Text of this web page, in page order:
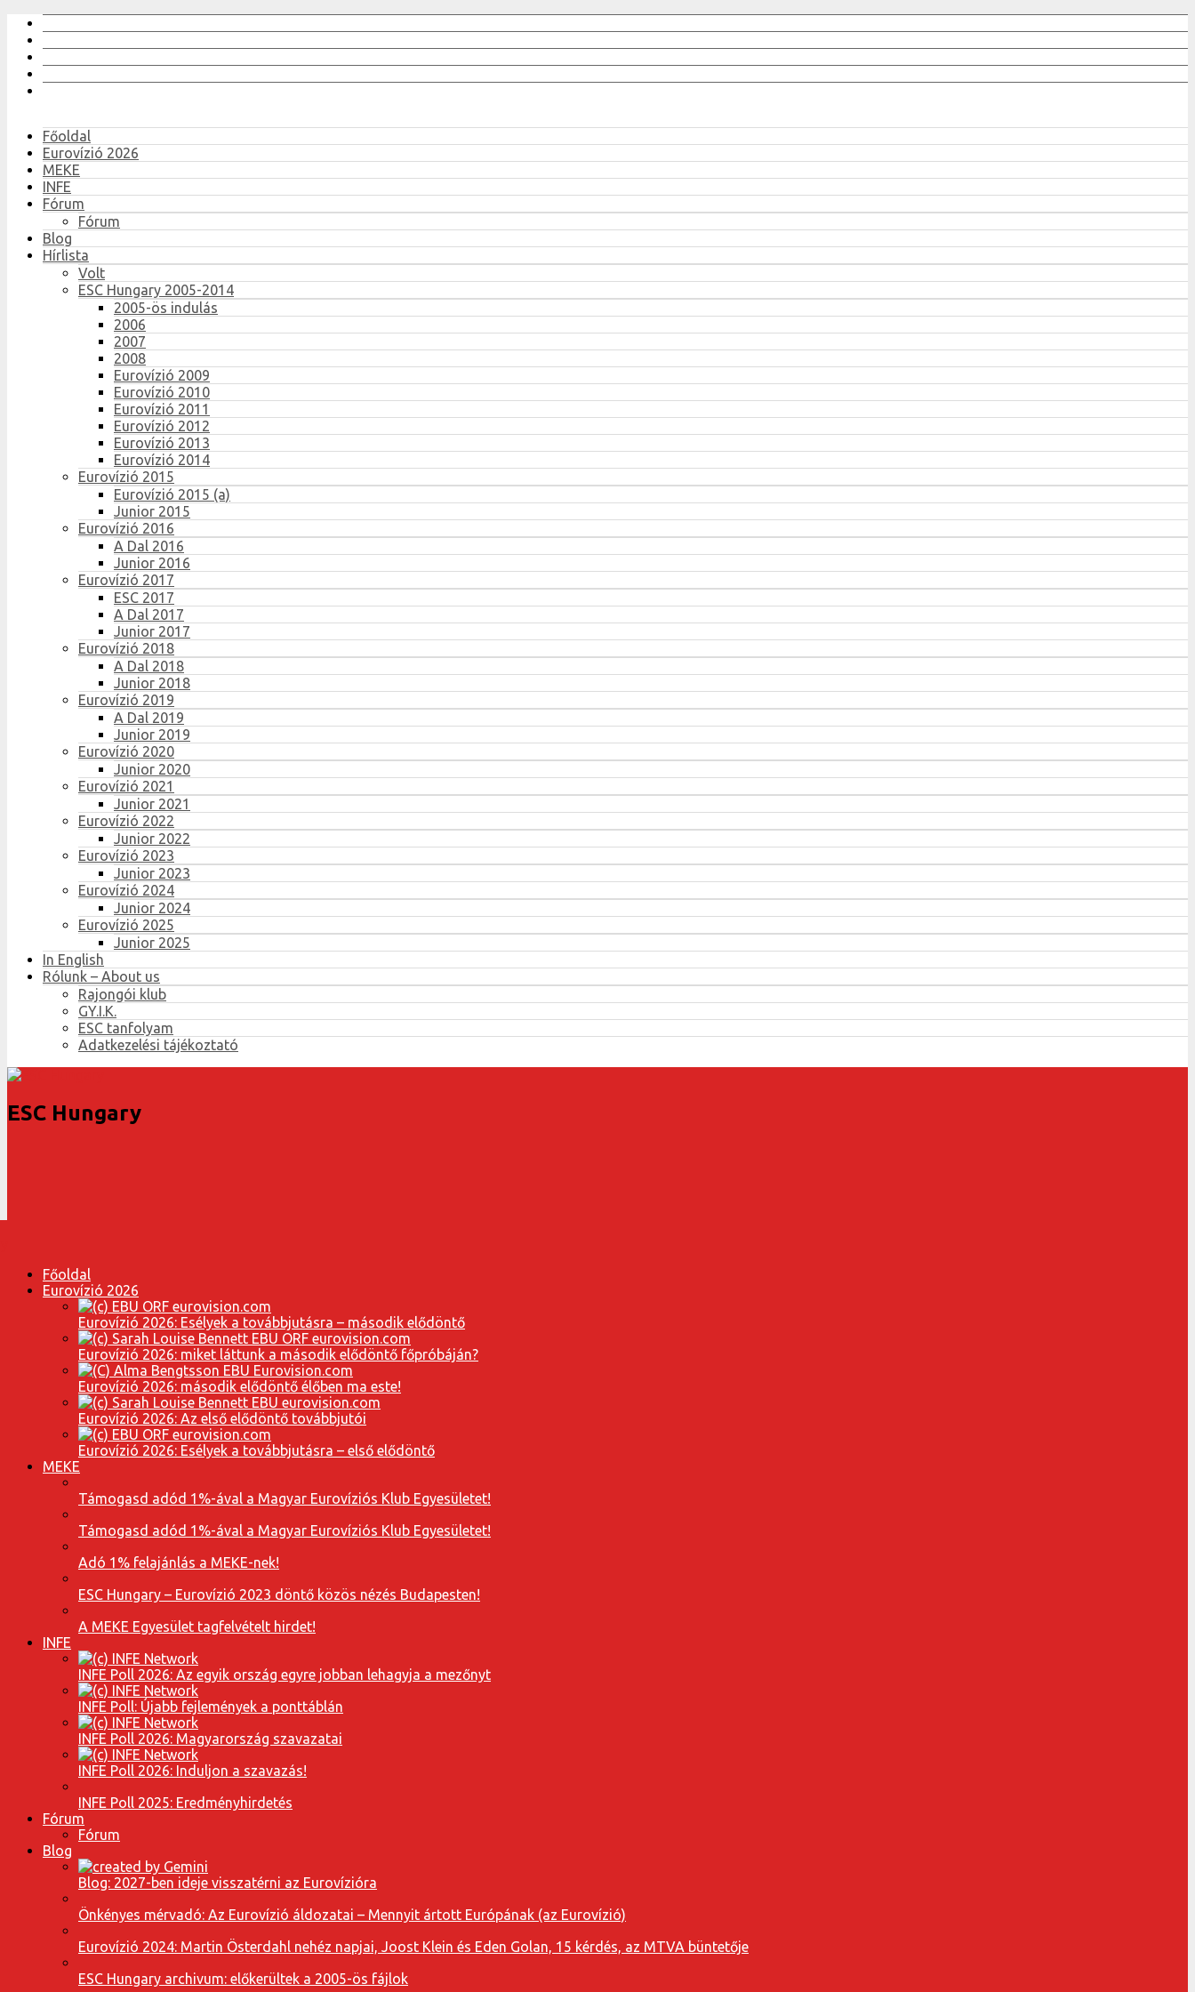
Főoldal
Eurovízió 2026
MEKE
INFE
Fórum
Fórum
Blog
Hírlista
Volt
ESC Hungary 2005-2014
2005-ös indulás
2006
2007
2008
Eurovízió 2009
Eurovízió 2010
Eurovízió 2011
Eurovízió 2012
Eurovízió 2013
Eurovízió 2014
Eurovízió 2015
Eurovízió 2015 (a)
Junior 2015
Eurovízió 2016
A Dal 2016
Junior 2016
Eurovízió 2017
ESC 2017
A Dal 2017
Junior 2017
Eurovízió 2018
A Dal 2018
Junior 2018
Eurovízió 2019
A Dal 2019
Junior 2019
Eurovízió 2020
Junior 2020
Eurovízió 2021
Junior 2021
Eurovízió 2022
Junior 2022
Eurovízió 2023
Junior 2023
Eurovízió 2024
Junior 2024
Eurovízió 2025
Junior 2025
In English
Rólunk – About us
Rajongói klub
GY.I.K.
ESC tanfolyam
Adatkezelési tájékoztató
ESC Hungary
Főoldal
Eurovízió 2026
Eurovízió 2026: Esélyek a továbbjutásra – második elődöntő
Eurovízió 2026: miket láttunk a második elődöntő főpróbáján?
Eurovízió 2026: második elődöntő élőben ma este!
Eurovízió 2026: Az első elődöntő továbbjutói
Eurovízió 2026: Esélyek a továbbjutásra – első elődöntő
MEKE
Támogasd adód 1%-ával a Magyar Eurovíziós Klub Egyesületet!
Támogasd adód 1%-ával a Magyar Eurovíziós Klub Egyesületet!
Adó 1% felajánlás a MEKE-nek!
ESC Hungary – Eurovízió 2023 döntő közös nézés Budapesten!
A MEKE Egyesület tagfelvételt hirdet!
INFE
INFE Poll 2026: Az egyik ország egyre jobban lehagyja a mezőnyt
INFE Poll: Újabb fejlemények a ponttáblán
INFE Poll 2026: Magyarország szavazatai
INFE Poll 2026: Induljon a szavazás!
INFE Poll 2025: Eredményhirdetés
Fórum
Fórum
Blog
Blog: 2027-ben ideje visszatérni az Eurovízióra
Önkényes mérvadó: Az Eurovízió áldozatai – Mennyit ártott Európának (az Eurovízió)
Eurovízió 2024: Martin Österdahl nehéz napjai, Joost Klein és Eden Golan, 15 kérdés, az MTVA büntetője
ESC Hungary archivum: előkerültek a 2005-ös fájlok